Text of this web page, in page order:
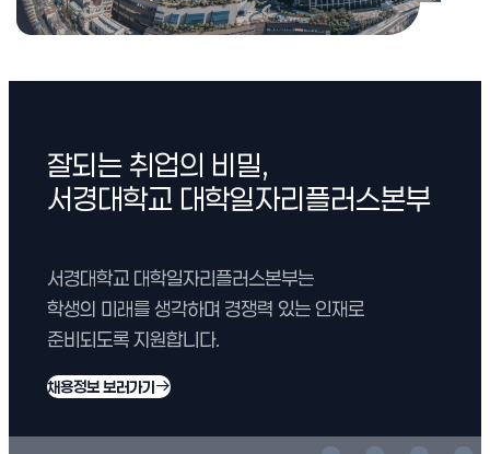
서경대학교 캠퍼스 곳곳을
VR
잘되는 취업의 비밀,
서경대학교 대학일자리플러스본부
서경대학교 대학일자리플러스본부는
학생의 미래를 생각하며 경쟁력 있는 인재로
준비되도록 지원합니다.
채용정보 보러가기
(새 창 열림)